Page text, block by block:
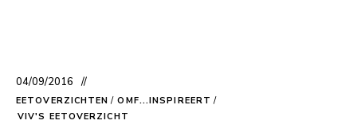
04/09/2016
EETOVERZICHTEN / OMF...INSPIREERT /
VIV'S EETOVERZICHT